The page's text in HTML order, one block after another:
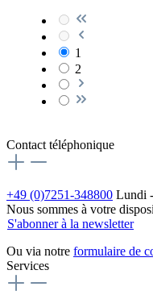
1
2
Contact téléphonique
+49 (0)7251-348800 Lundi
Nous sommes à votre
S'abonner à la newsletter
Ou via notre formulaire de
Services